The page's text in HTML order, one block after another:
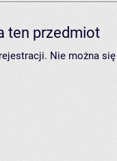
ten przedmiot
Nie można